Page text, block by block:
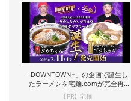
「DOWNTOWN+」の企画で誕生し
たラーメンを宅麺.comが完全再
現！
【PR】宅麺